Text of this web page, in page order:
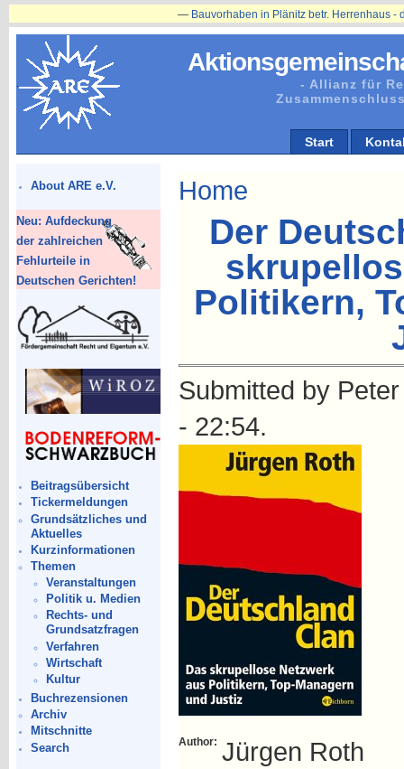
- Allianz für
Start
About ARE e.V.
Neu: Aufdeckung
der zahlreichen
Fehlurteile in
Deutschen Gerichten!
Beitragsübersicht
Tickermeldungen
Grundsätzliches und
Aktuelles
Kurzinformationen
Themen
Veranstaltungen
Politik u. Medien
Rechts- und
Grundsatzfragen
Verfahren
Wirtschaft
Kultur
Buchrezensionen
Archiv
Mitschnitte
Search
Bauvorhaben in Plänitz betr. Herrenhaus - die
Home
Der
Politikern,
Submitted by
- 22:54.
Author: Jürgen Roth